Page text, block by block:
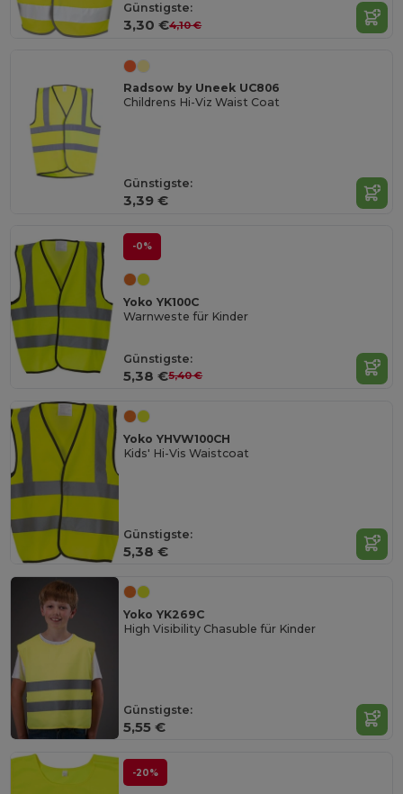
Günstigste:
3,30 €4,10 €
Radsow by Uneek UC806
Childrens Hi-Viz Waist Coat
Günstigste:
3,39 €
-0%
Yoko YK100C
Warnweste für Kinder
Günstigste:
5,38 €5,40 €
Yoko YHVW100CH
Kids' Hi-Vis Waistcoat
Günstigste:
5,38 €
Yoko YK269C
High Visibility Chasuble für Kinder
Günstigste:
5,55 €
-20%